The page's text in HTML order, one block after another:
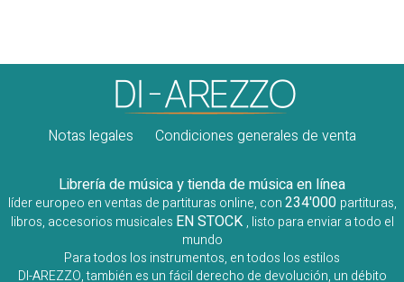
Notas legales Condiciones generales de venta
Librería de música y tienda de música en línea
líder europeo en ventas de partituras online, con234'000 partituras,
libros, accesorios musicales EN STOCK , listo para enviar a todo el
mundo
Para todos los instrumentos, en todos los estilos
DI-AREZZO, también es un fácil derecho de devolución, un débito